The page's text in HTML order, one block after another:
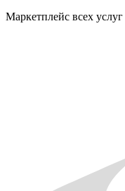
Маркетплейс всех услуг